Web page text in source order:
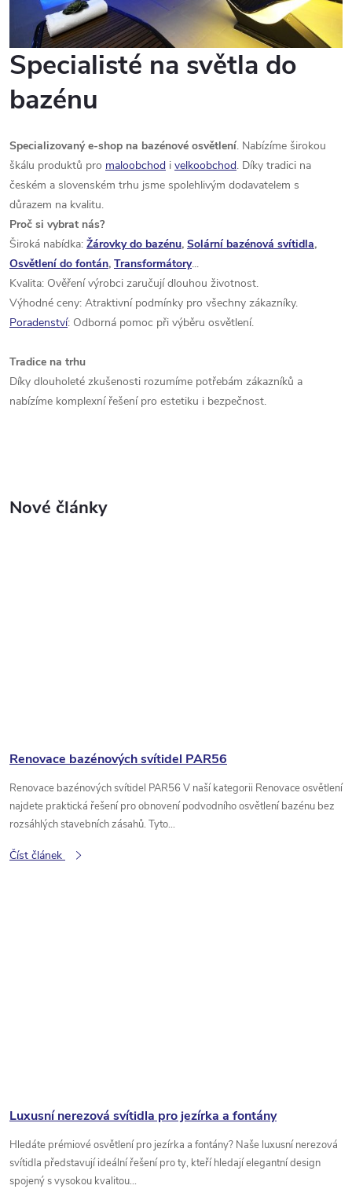
Specialisté na světla do
bazénu
Specializovaný e-shop na bazénové osvětlení. Nabízíme širokou
škálu produktů pro maloobchod i velkoobchod. Díky tradici na
českém a slovenském trhu jsme spolehlivým dodavatelem s
důrazem na kvalitu.
Proč si vybrat nás?
Široká nabídka: Žárovky do bazénu, Solární bazénová svítidla,
Osvětlení do fontán, Transformátory...
Kvalita: Ověření výrobci zaručují dlouhou životnost.
Výhodné ceny: Atraktivní podmínky pro všechny zákazníky.
Poradenství: Odborná pomoc při výběru osvětlení.
Tradice na trhu
Díky dlouholeté zkušenosti rozumíme potřebám zákazníků a
nabízíme komplexní řešení pro estetiku i bezpečnost.
Nové články
Renovace bazénových svítidel PAR56
Renovace bazénových svítidel PAR56 V naší kategorii Renovace osvětlení
najdete praktická řešení pro obnovení podvodního osvětlení bazénu bez
rozsáhlých stavebních zásahů. Tyto...
Číst článek
Luxusní nerezová svítidla pro jezírka a fontány
Hledáte prémiové osvětlení pro jezírka a fontány? Naše luxusní nerezová
svítidla představují ideální řešení pro ty, kteří hledají elegantní design
spojený s vysokou kvalitou...